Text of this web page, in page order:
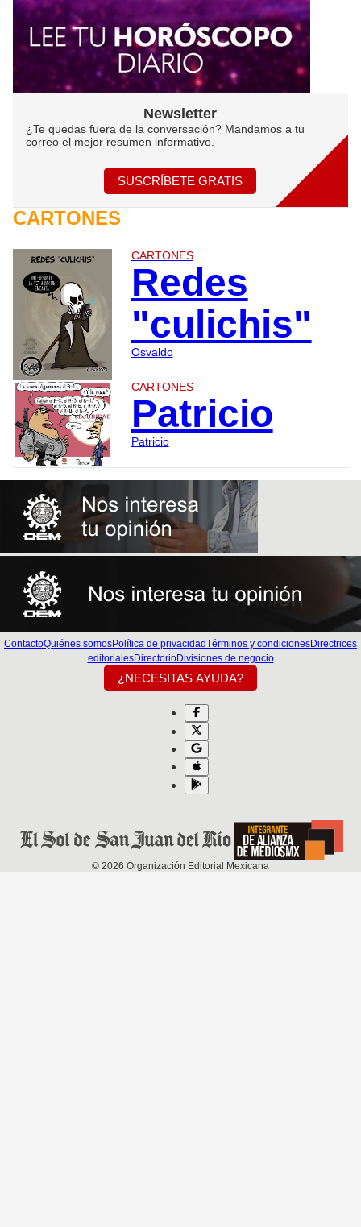
Newsletter
¿Te quedas fuera de la conversación? Mandamos a tu
correo el mejor resumen informativo.
SUSCRÍBETE GRATIS
CARTONES
CARTONES
Redes
"culichis"
Osvaldo
CARTONES
Patricio
Patricio
ContactoQuiénes somosPolítica de privacidadTérminos y condicionesDirectrices
editorialesDirectorioDivisiones de negocio
¿NECESITAS AYUDA?
© 2026 Organización Editorial Mexicana